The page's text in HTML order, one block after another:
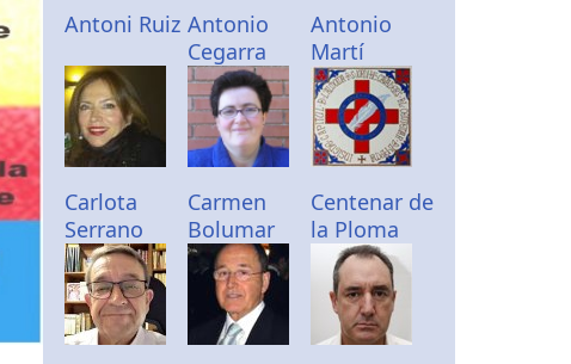
Antoni Ruiz Antonio
Cegarra
Antonio
Martí
Carlota
Serrano
Carmen
Bolumar
Centenar de
la Ploma